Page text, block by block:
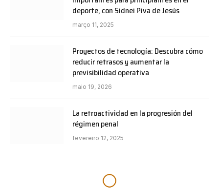
deporte, con Sidnei Piva de Jesús
março 11, 2025
Proyectos de tecnología: Descubra cómo
reducir retrasos y aumentar la
previsibilidad operativa
maio 19, 2026
La retroactividad en la progresión del
régimen penal
fevereiro 12, 2025